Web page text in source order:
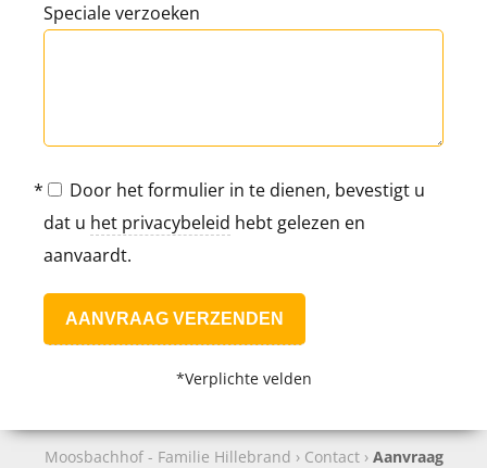
Speciale verzoeken
Door het formulier in te dienen, bevestigt u
dat u het privacybeleid hebt gelezen en
aanvaardt.
AANVRAAG VERZENDEN
*Verplichte velden
Moosbachhof - Familie Hillebrand › Contact› Aanvraag